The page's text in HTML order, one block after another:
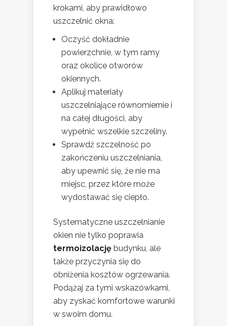
krokami, aby prawidłowo
uszczelnić okna:
Oczyść dokładnie
powierzchnie, w tym ramy
oraz okolice otworów
okiennych.
Aplikuj materiały
uszczelniające równomiernie i
na całej długości, aby
wypełnić wszelkie szczeliny.
Sprawdź szczelność po
zakończeniu uszczelniania,
aby upewnić się, że nie ma
miejsc, przez które może
wydostawać się ciepło.
Systematyczne uszczelnianie
okien nie tylko poprawia
termoizolację budynku, ale
także przyczynia się do
obniżenia kosztów ogrzewania.
Podążaj za tymi wskazówkami,
aby zyskać komfortowe warunki
w swoim domu.